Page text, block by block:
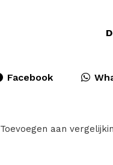
Facebook
Toevoegen aan